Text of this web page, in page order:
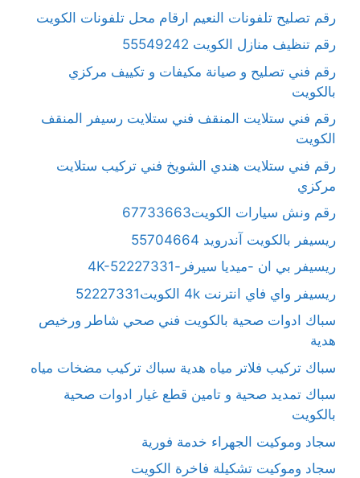
رقم تصليح تلفونات النعيم ارقام محل تلفونات الكويت
رقم تنظيف منازل الكويت 55549242
رقم فني تصليح و صيانة مكيفات و تكييف مركزي
بالكويت
رقم فني ستلايت المنقف فني ستلايت رسيفر المنقف
الكويت
رقم فني ستلايت هندي الشويخ فني تركيب ستلايت
مركزي
رقم ونش سيارات الكويت67733663
ريسيفر بالكويت آندرويد 55704664
ريسيفر بي ان -ميديا سيرفر-4K-52227331
ريسيفر واي فاي انترنت 4k الكويت52227331
سباك ادوات صحية بالكويت فني صحي شاطر ورخيص
هدية
سباك تركيب فلاتر مياه هدية سباك تركيب مضخات مياه
سباك تمديد صحية و تامين قطع غيار ادوات صحية
بالكويت
سجاد وموكيت الجهراء خدمة فورية
سجاد وموكيت تشكيلة فاخرة الكويت